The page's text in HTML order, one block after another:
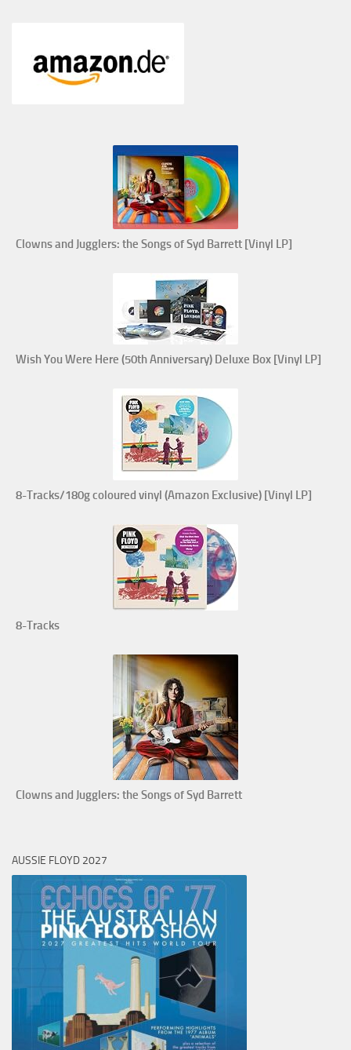
Clowns and Jugglers: the Songs of Syd Barrett [Vinyl LP]
Wish You Were Here (50th Anniversary) Deluxe Box [Vinyl LP]
8-Tracks/180g coloured vinyl (Amazon Exclusive) [Vinyl LP]
8-Tracks
Clowns and Jugglers: the Songs of Syd Barrett
AUSSIE FLOYD 2027